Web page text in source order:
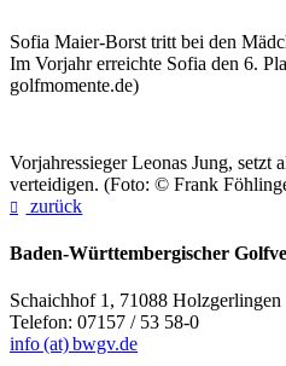
Sofia Maier-Borst tritt bei den
Im Vorjahr erreichte Sofia den 6.
golfmomente.de)
Vorjahressieger Leonas Jung, setzt
verteidigen. (Foto: © Frank
zurück
Baden-Württembergischer
Schaichhof 1, 71088 Holzgerlingen
Telefon: 07157 / 53 58-0
info (at) bwgv.de